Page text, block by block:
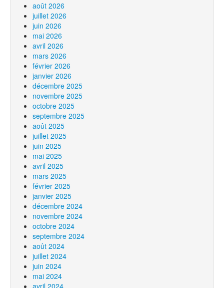
août 2026
juillet 2026
juin 2026
mai 2026
avril 2026
mars 2026
février 2026
janvier 2026
décembre 2025
novembre 2025
octobre 2025
septembre 2025
août 2025
juillet 2025
juin 2025
mai 2025
avril 2025
mars 2025
février 2025
janvier 2025
décembre 2024
novembre 2024
octobre 2024
septembre 2024
août 2024
juillet 2024
juin 2024
mai 2024
avril 2024